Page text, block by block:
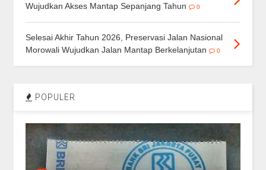
Wujudkan Akses Mantap Sepanjang Tahun
0
Selesai Akhir Tahun 2026, Preservasi Jalan Nasional
Morowali Wujudkan Jalan Mantap Berkelanjutan
0
POPULER